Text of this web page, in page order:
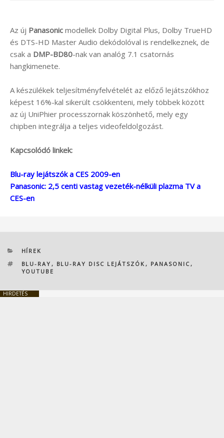
Az új Panasonic modellek Dolby Digital Plus, Dolby TrueHD
és DTS-HD Master Audio dekódolóval is rendelkeznek, de
csak a DMP-BD80-nak van analóg 7.1 csatornás
hangkimenete.
A készülékek teljesítményfelvételét az előző lejátszókhoz
képest 16%-kal sikerült csökkenteni, mely többek között
az új UniPhier processzornak köszönhető, mely egy
chipben integrálja a teljes videofeldolgozást.
Kapcsolódó linkek:
Blu-ray lejátszók a CES 2009-en
Panasonic: 2,5 centi vastag vezeték-nélküli plazma TV a
CES-en
KATEGÓRIÁK
HÍREK
CÍMKÉK
BLU-RAY , BLU-RAY DISC LEJÁTSZÓK , PANASONIC,
YOUTUBE
HIRDETÉS